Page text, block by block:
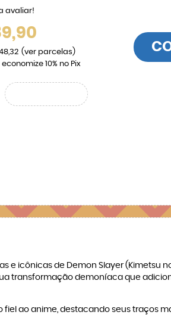
avaliar!
(ver parcelas)
economize 10% no Pix
e icônicas de Demon Slayer (Kimetsu
transformação demoníaca que
fiel ao anime, destacando seus traços